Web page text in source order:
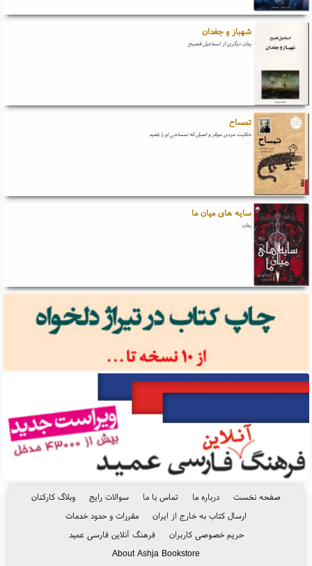
شهباز و جغدان
رمان دیگری از اسماعیل فصیح
تمساح
حکایت مردی موقر و اصیل که تمساحی او را بلعید
سایه های میان ما
رمان
صفحه نخست درباره ما تماس با ما سوالات رایج
وبلاگ کارکنان
ارسال کتاب به خارج از ایران
مقررات و حدود خدمات
حریم خصوصی کاربران
فرهنگ آنلاین فارسی عمید
About Ashja Bookstore